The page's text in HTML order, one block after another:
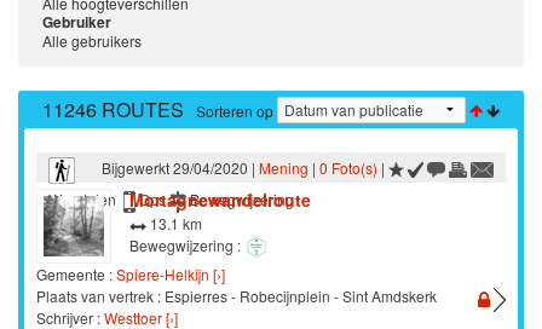
Gebruiker
Alle gebruikers
Sorteren op
11246 ROUTES
Bijgewerkt 29/04/2020 | Mening | 0 Foto(s) |
Wandelen
Gps Bewegwijzering
Mortagnewandelroute
13.1 km
Bewegwijzering :
Gemeente :Spiere-Helkijn [›]
Plaats van vertrek : Espierres - Robecijnplein - Sint Amdskerk
Schrijver :Westtoer [›]